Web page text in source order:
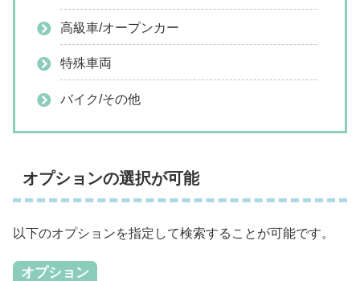
高級車/オープンカー
特殊車両
バイク/その他
オプションの選択が可能
以下のオプションを指定して検索することが可能です。
オプション